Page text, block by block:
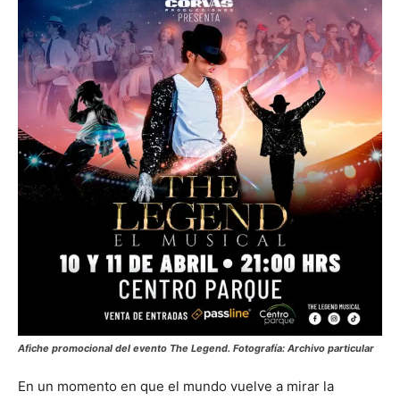
Afiche promocional del evento The Legend. Fotografía: Archivo particular
En un momento en que el mundo vuelve a mirar la